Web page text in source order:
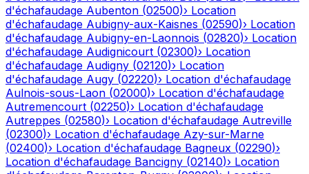
d'échafaudage Aubenton (02500)› Location
d'échafaudage Aubigny-aux-Kaisnes (02590)› Location
d'échafaudage Aubigny-en-Laonnois (02820)› Location
d'échafaudage Audignicourt (02300)› Location
d'échafaudage Audigny (02120)› Location
d'échafaudage Augy (02220)› Location d'échafaudage
Aulnois-sous-Laon (02000)› Location d'échafaudage
Autremencourt (02250)› Location d'échafaudage
Autreppes (02580)› Location d'échafaudage Autreville
(02300)› Location d'échafaudage Azy-sur-Marne
(02400)› Location d'échafaudage Bagneux (02290)›
Location d'échafaudage Bancigny (02140)› Location